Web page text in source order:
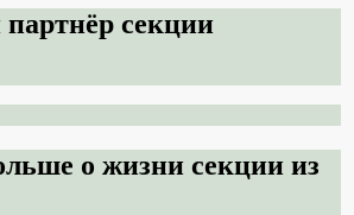
секции
о жизни секции из